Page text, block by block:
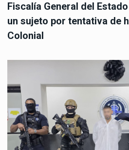
Fiscalía General del
un sujeto por tentativa de
Colonial